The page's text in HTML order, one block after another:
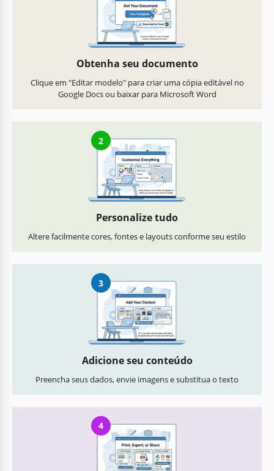
Obtenha seu documento
Clique em "Editar modelo" para criar uma cópia editável no
Google Docs ou baixar para Microsoft Word
2
Personalize tudo
Altere facilmente cores, fontes e layouts conforme seu estilo
3
Adicione seu conteúdo
Preencha seus dados, envie imagens e substitua o texto
4